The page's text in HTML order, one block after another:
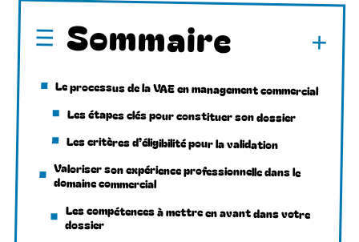
Sommaire
Le processus de la VAE en management commercial
Les étapes clés pour constituer son dossier
Les critères d’éligibilité pour la validation
Valoriser son expérience professionnelle dans le
domaine commercial
Les compétences à mettre en avant dans votre
dossier